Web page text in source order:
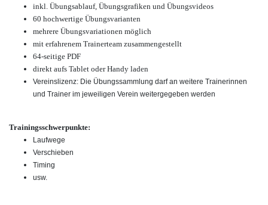
inkl. Übungsablauf, Übungsgrafiken und Übungsvideos
60 hochwertige Übungsvarianten
mehrere Übungsvariationen möglich
mit erfahrenem Trainerteam zusammengestellt
64-seitige PDF
direkt aufs Tablet oder Handy laden
Vereinslizenz: Die Übungssammlung darf an weitere Trainerinnen
und Trainer im jeweiligen Verein weitergegeben werden
Trainingsschwerpunkte:
Laufwege
Verschieben
Timing
usw.